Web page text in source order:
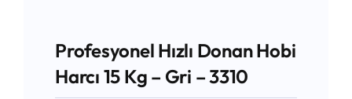
Profesyonel Hızlı Donan Hobi
Harcı 15 Kg – Gri – 3310